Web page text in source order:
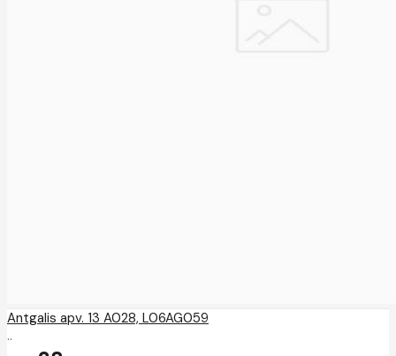
Antgalis apv. 13 A028, L06AG059
..